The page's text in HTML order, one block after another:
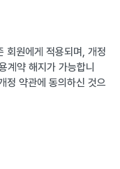
회원에게 적용되며, 개정
계약 해지가 가능합니
정 약관에 동의하신 것으